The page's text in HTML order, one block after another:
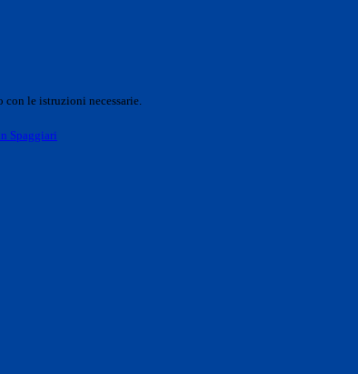
le istruzioni necessarie.
Spaggiari